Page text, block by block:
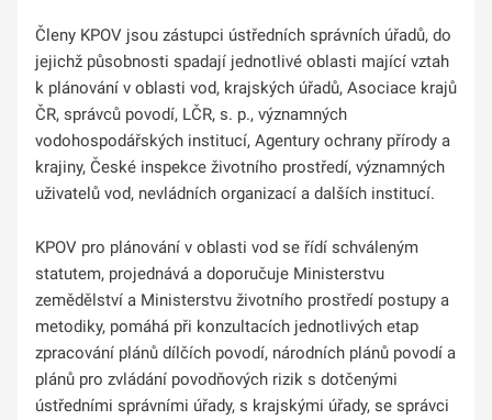
Členy KPOV jsou zástupci ústředních správních úřadů, do
jejichž působnosti spadají jednotlivé oblasti mající vztah
k plánování v oblasti vod, krajských úřadů, Asociace krajů
ČR, správců povodí, LČR, s. p., významných
vodohospodářských institucí, Agentury ochrany přírody a
krajiny, České inspekce životního prostředí, významných
uživatelů vod, nevládních organizací a dalších institucí.
KPOV pro plánování v oblasti vod se řídí schváleným
statutem, projednává a doporučuje Ministerstvu
zemědělství a Ministerstvu životního prostředí postupy a
metodiky, pomáhá při konzultacích jednotlivých etap
zpracování plánů dílčích povodí, národních plánů povodí a
plánů pro zvládání povodňových rizik s dotčenými
ústředními správními úřady, s krajskými úřady, se správci